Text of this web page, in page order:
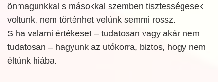
önmagunkkal s másokkal szemben tisztességesek
voltunk, nem történhet velünk semmi rossz.
S ha valami értékeset – tudatosan vagy akár nem
tudatosan – hagyunk az utókorra, biztos, hogy nem
éltünk hiába.